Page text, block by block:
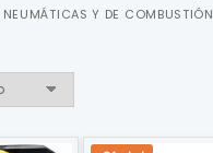
NEUMÁTICAS Y DE COMBUSTIÓN